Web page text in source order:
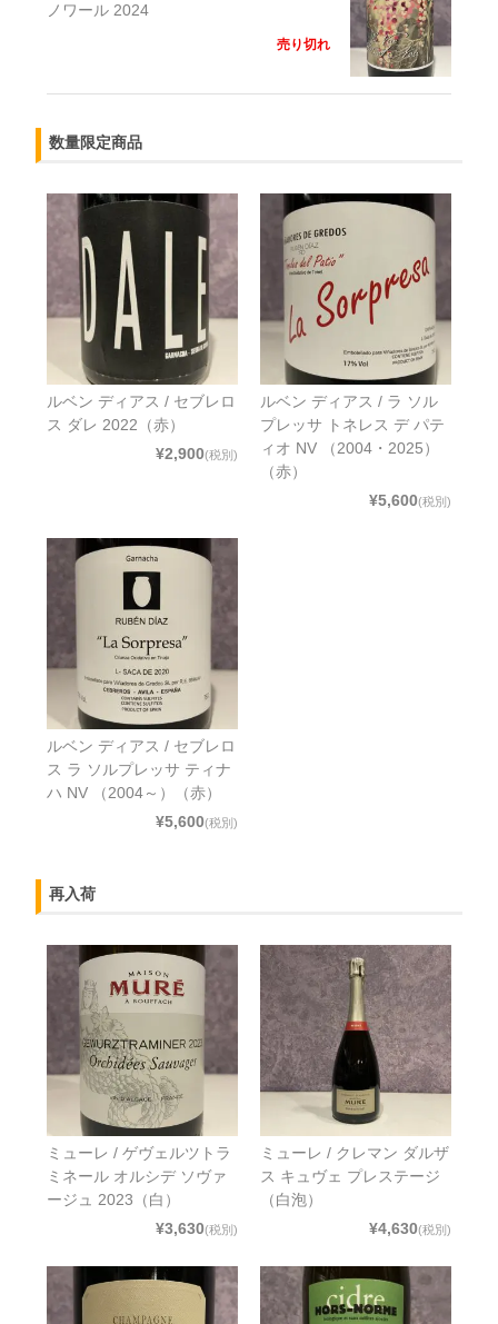
ノワール 2024
売り切れ
数量限定商品
ルベン ディアス / セブレロ
ス ダレ 2022（赤）
¥2,900(税別)
ルベン ディアス / ラ ソル
プレッサ トネレス デ パテ
ィオ NV （2004・2025）
（赤）
¥5,600(税別)
ルベン ディアス / セブレロ
ス ラ ソルプレッサ ティナ
ハ NV （2004～）（赤）
¥5,600(税別)
再入荷
ミューレ / ゲヴェルツトラ
ミネール オルシデ ソヴァ
ージュ 2023（白）
¥3,630(税別)
ミューレ / クレマン ダルザ
ス キュヴェ プレステージ
（白泡）
¥4,630(税別)